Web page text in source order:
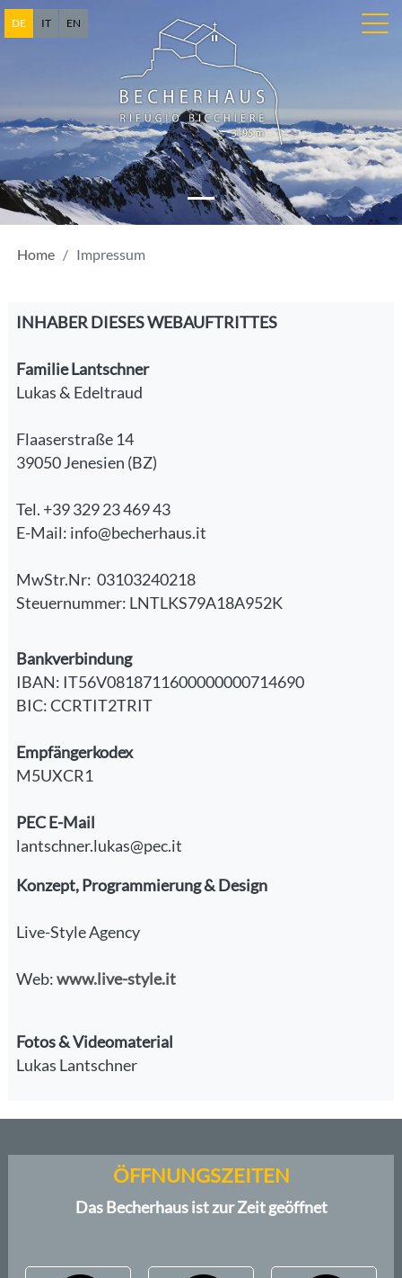
DE IT EN
Home Impressum
INHABER DIESES WEBAUFTRITTES
Familie Lantschner
Lukas & Edeltraud
Flaaserstraße 14
39050 Jenesien (BZ)
Tel. +39 329 23 469 43
E-Mail: info@becherhaus.it
MwStr.Nr: 03103240218
Steuernummer: LNTLKS79A18A952K
Bankverbindung
IBAN: IT56V0818711600000000714690
BIC: CCRTIT2TRIT
Empfängerkodex
M5UXCR1
PEC E-Mail
lantschner.lukas@pec.it
Konzept, Programmierung & Design
Live-Style Agency
Web:www.live-style.it
Fotos & Videomaterial
Lukas Lantschner
ÖFFNUNGSZEITEN
Das Becherhaus ist zur Zeit geöffnet